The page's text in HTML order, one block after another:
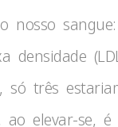
nosso
densidade
só três
elevar-se,